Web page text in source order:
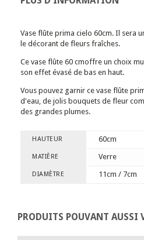
Vase flûte prima cielo 60cm. Il sera
le décorant de fleurs fraîches.
Ce vase flûte 60 cmoffre un choix
son effet évasé de bas en haut.
Vous pouvez garnir ce vase flûte
d'eau, de jolis bouquets de fleur
des grandes plumes.
HAUTEUR 60cm
MATIÈRE Verre
DIAMÈTRE 11cm / 7cm